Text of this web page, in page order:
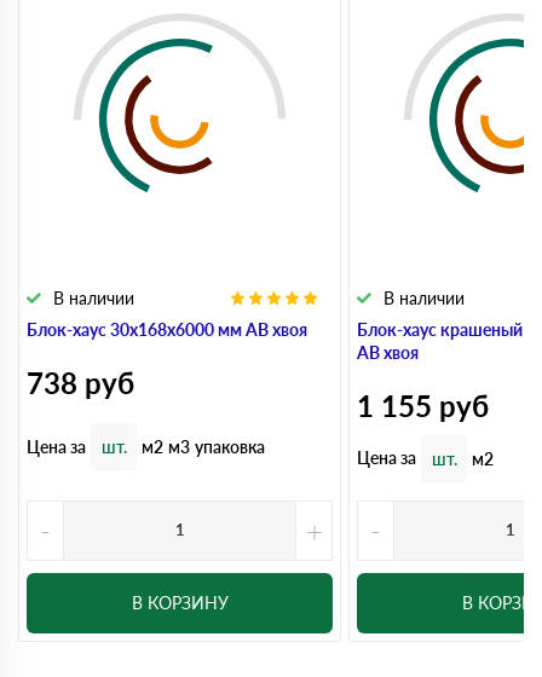
Блок-хаус 30x168x6000 мм АВ хвоя
В наличии
738 руб
Цена за шт. м2 м3 упаковка
- +
В КОРЗИНУ
Блок-хаус крашеный
АВ хвоя
В наличии
1 155 руб
Цена за шт. м2
-
В